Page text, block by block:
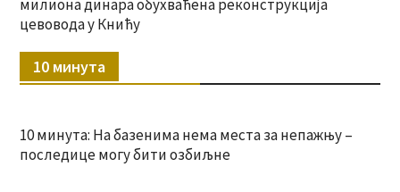
милиона динара обухваћена реконструкција
цевовода у Книћу
10 минута
10 минута: На базенима нема места за непажњу –
последице могу бити озбиљне